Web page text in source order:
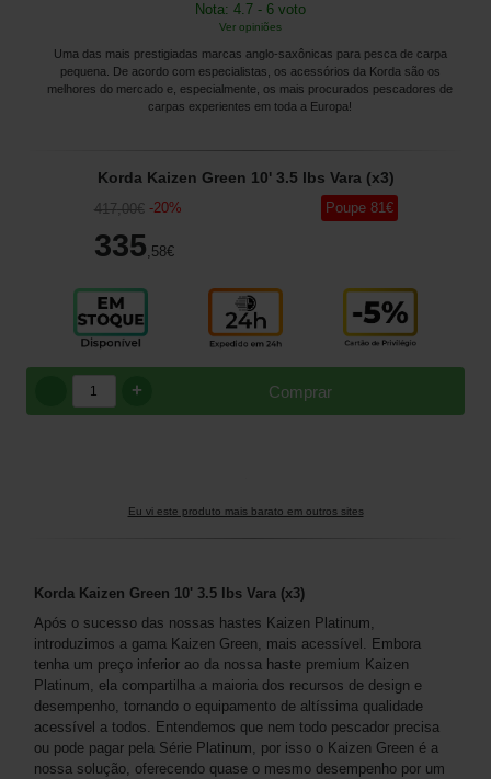
Nota: 4.7 - 6 voto
Ver opiniões
Uma das mais prestigiadas marcas anglo-saxônicas para pesca de carpa
pequena. De acordo com especialistas, os acessórios da Korda são os
melhores do mercado e, especialmente, os mais procurados pescadores de
carpas experientes em toda a Europa!
Korda Kaizen Green 10' 3.5 lbs Vara (x3)
417,00€ -20%
335,58€
Poupe 81€
Comprar
+
Eu vi este produto mais barato em outros sites
Korda Kaizen Green 10' 3.5 lbs Vara (x3)
Após o sucesso das nossas hastes Kaizen Platinum,
introduzimos a gama Kaizen Green, mais acessível. Embora
tenha um preço inferior ao da nossa haste premium Kaizen
Platinum, ela compartilha a maioria dos recursos de design e
desempenho, tornando o equipamento de altíssima qualidade
acessível a todos. Entendemos que nem todo pescador precisa
ou pode pagar pela Série Platinum, por isso o Kaizen Green é a
nossa solução, oferecendo quase o mesmo desempenho por um